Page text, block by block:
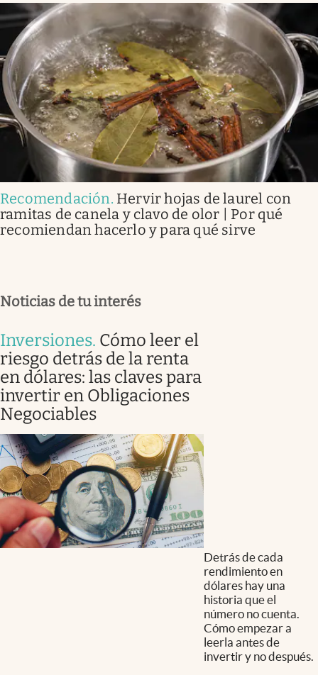
Recomendación. Hervir hojas de laurel con
ramitas de canela y clavo de olor | Por qué
recomiendan hacerlo y para qué sirve
Noticias de tu interés
Inversiones. Cómo leer el
riesgo detrás de la renta
en dólares: las claves para
invertir en Obligaciones
Negociables
Detrás de cada
rendimiento en
dólares hay una
historia que el
número no cuenta.
Cómo empezar a
leerla antes de
invertir y no después.